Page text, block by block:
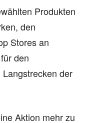
Produkten
den
Stores an
den
der
Aktion mehr zu